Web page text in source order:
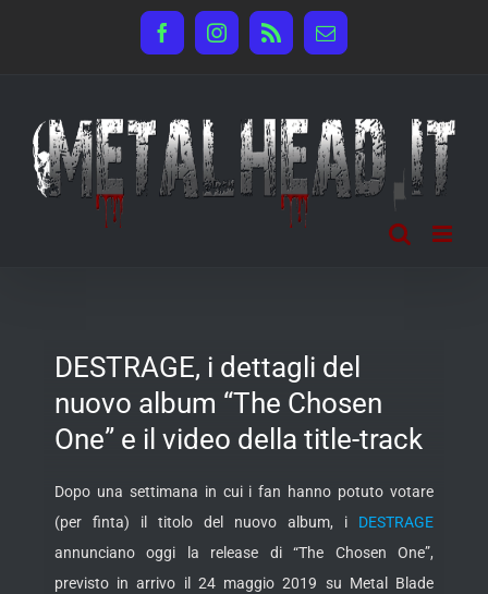
FacebookInstagram
Rss Email
DESTRAGE, i dettagli del
nuovo album “The Chosen
One” e il video della title-track
Dopo una settimana in cui i fan hanno potuto votare
(per finta) il titolo del nuovo album, i DESTRAGE
annunciano oggi la release di “The Chosen One”,
previsto in arrivo il 24 maggio 2019 su Metal Blade